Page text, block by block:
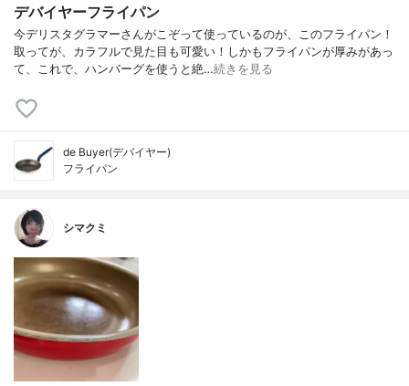
デバイヤーフライパン
今デリスタグラマーさんがこぞって使っているのが、このフライパン！
取ってが、カラフルで見た目も可愛い！しかもフライパンが厚みがあっ
て、これで、ハンバーグを使うと絶…続きを見る
de Buyer(デバイヤー)
フライパン
シマクミ